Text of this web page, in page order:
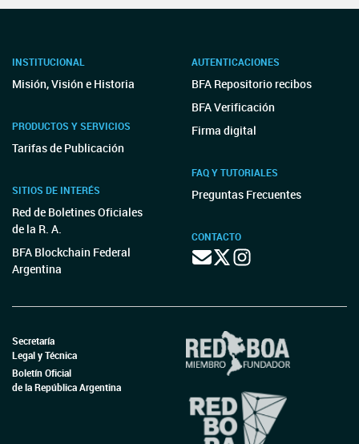
INSTITUCIONAL
Misión, Visión e Historia
PRODUCTOS Y SERVICIOS
Tarifas de Publicación
SITIOS DE INTERÉS
Red de Boletines Oficiales
de la R. A.
BFA Blockchain Federal
Argentina
AUTENTICACIONES
BFA Repositorio recibos
BFA Verificación
Firma digital
FAQ Y TUTORIALES
Preguntas Frecuentes
CONTACTO
Secretaría
Legal y Técnica
Boletín Oficial
de la República Argentina